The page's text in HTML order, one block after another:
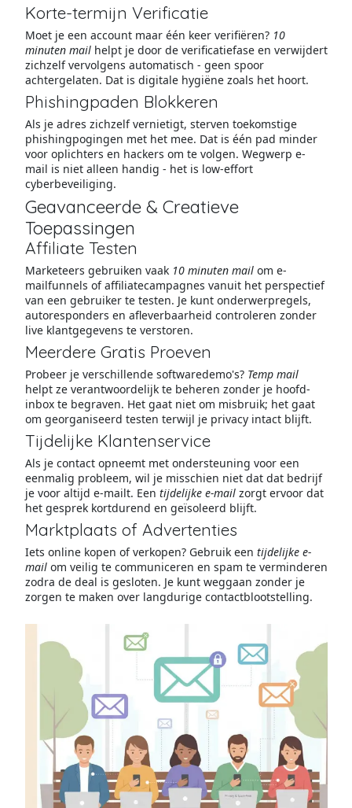
Korte-termijn Verificatie
Moet je een account maar één keer verifiëren? 10
minuten mailhelpt je door de verificatiefase en verwijdert
zichzelf vervolgens automatisch - geen spoor
achtergelaten. Dat is digitale hygiëne zoals het hoort.
Phishingpaden Blokkeren
Als je adres zichzelf vernietigt, sterven toekomstige
phishingpogingen met het mee. Dat is één pad minder
voor oplichters en hackers om te volgen. Wegwerp e-
mail is niet alleen handig - het is low-effort
cyberbeveiliging.
Geavanceerde & Creatieve
Toepassingen
Affiliate Testen
Marketeers gebruiken vaak 10 minuten mailom e-
mailfunnels of affiliatecampagnes vanuit het perspectief
van een gebruiker te testen. Je kunt onderwerpregels,
autoresponders en afleverbaarheid controleren zonder
live klantgegevens te verstoren.
Meerdere Gratis Proeven
Probeer je verschillende softwaredemo's? Temp mail
helpt ze verantwoordelijk te beheren zonder je hoofd-
inbox te begraven. Het gaat niet om misbruik; het gaat
om georganiseerd testen terwijl je privacy intact blijft.
Tijdelijke Klantenservice
Als je contact opneemt met ondersteuning voor een
eenmalig probleem, wil je misschien niet dat dat bedrijf
je voor altijd e-mailt. Een tijdelijke e-mailzorgt ervoor dat
het gesprek kortdurend en geïsoleerd blijft.
Marktplaats of Advertenties
Iets online kopen of verkopen? Gebruik een tijdelijke e-
mailom veilig te communiceren en spam te verminderen
zodra de deal is gesloten. Je kunt weggaan zonder je
zorgen te maken over langdurige contactblootstelling.